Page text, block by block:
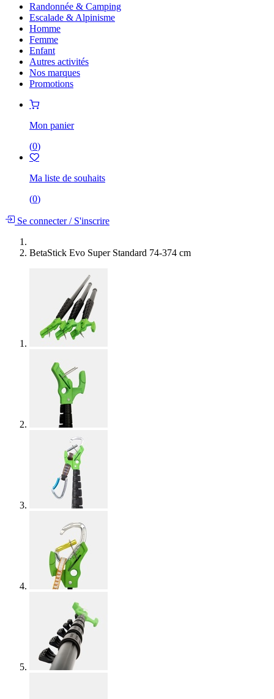
Randonnée & Camping
Escalade & Alpinisme
Homme
Femme
Enfant
Autres activités
Nos marques
Promotions
Mon panier
(0)
Ma liste de souhaits
(0)
Se connecter/S'inscrire
BetaStick Evo Super Standard 74-374 cm